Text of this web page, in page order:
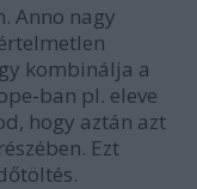
Anno nagy
kombinálja a
ban pl. eleve
hogy aztán azt
Ezt